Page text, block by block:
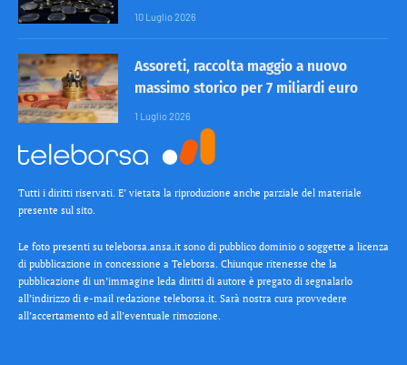
10 Luglio 2026
Assoreti, raccolta maggio a nuovo
massimo storico per 7 miliardi euro
1 Luglio 2026
Tutti i diritti riservati. E’ vietata la riproduzione anche parziale del materiale
presente sul sito.
Le foto presenti su teleborsa.ansa.it sono di pubblico dominio o soggette a licenza
di pubblicazione in concessione a Teleborsa. Chiunque ritenesse che la
pubblicazione di un’immagine leda diritti di autore è pregato di segnalarlo
all’indirizzo di e-mail redazione teleborsa.it. Sarà nostra cura provvedere
all’accertamento ed all’eventuale rimozione.